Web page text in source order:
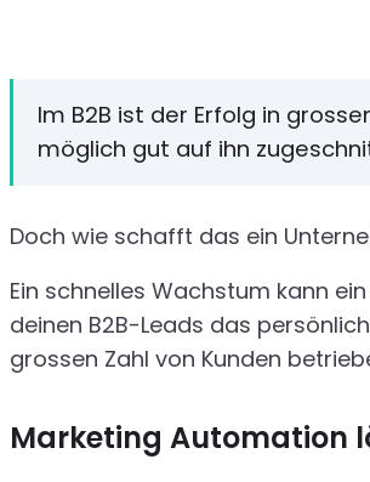
Im B2B ist der Erfolg in
möglich gut auf ihn
Doch wie schafft das ein
Ein schnelles Wachstum kann
deinen B2B-Leads das
grossen Zahl von Kunden
Marketing Automation